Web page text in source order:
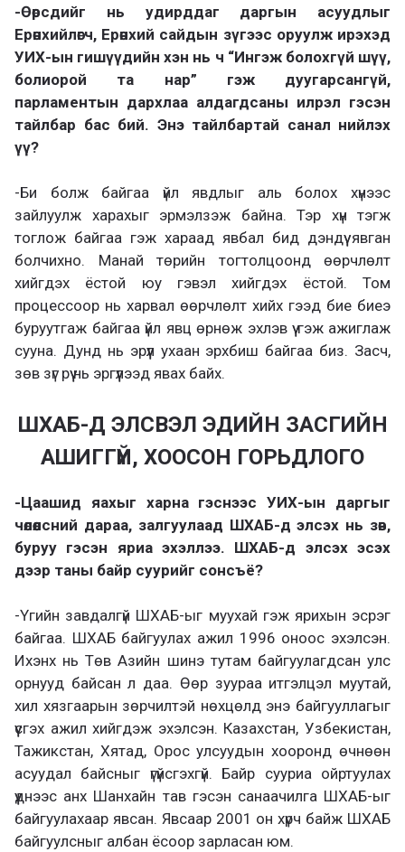
-Өөрсдийг нь удирддаг даргын асуудлыг
Ерөнхийлөгч, Ерөнхий сайдын зүгээс оруулж ирэхэд
УИХ-ын гишүүдийн хэн нь ч “Ингэж болохгүй шүү,
болиорой та нар” гэж дуугарсангүй,
парламентын дархлаа алдагдсаны илрэл гэсэн
тайлбар бас бий. Энэ тайлбартай санал нийлэх
үү?
-Би болж байгаа үйл явдлыг аль болох хүнээс
зайлуулж харахыг эрмэлзэж байна. Тэр хүн тэгж
тоглож байгаа гэж хараад явбал бид дэндүү явган
болчихно. Манай төрийн тогтолцоонд өөрчлөлт
хийгдэх ёстой юу гэвэл хийгдэх ёстой. Том
процессоор нь харвал өөрчлөлт хийх гээд бие биеэ
буруутгаж байгаа үйл явц өрнөж эхлэв үү гэж ажиглаж
сууна. Дунд нь эрүүл ухаан эрхбиш байгаа биз. Засч,
зөв зүг рүү нь эргүүлээд явах байх.
ШХАБ-Д ЭЛСВЭЛ ЭДИЙН ЗАСГИЙН
АШИГГҮЙ, ХООСОН ГОРЬДЛОГО
-Цаашид яахыг харна гэснээс УИХ-ын даргыг
чөлөөлсний дараа, залгуулаад ШХАБ-д элсэх нь зөв,
буруу гэсэн яриа эхэллээ. ШХАБ-д элсэх эсэх
дээр таны байр суурийг сонсъё?
-Үгийн завдалгүй ШХАБ-ыг муухай гэж ярихын эсрэг
байгаа. ШХАБ байгуулах ажил 1996 оноос эхэлсэн.
Ихэнх нь Төв Азийн шинэ тутам байгуулагдсан улс
орнууд байсан л даа. Өөр зуураа итгэлцэл муутай,
хил хязгаарын зөрчилтэй нөхцөлд энэ байгууллагыг
үүсгэх ажил хийгдэж эхэлсэн. Казахстан, Узбекистан,
Тажикстан, Хятад, Орос улсуудын хооронд өчнөөн
асуудал байсныг үгүйсгэхгүй. Байр сууриа ойртуулах
үүднээс анх Шанхайн тав гэсэн санаачилга ШХАБ-ыг
байгуулахаар явсан. Явсаар 2001 он хүрч байж ШХАБ
байгуулсныг албан ёсоор зарласан юм.